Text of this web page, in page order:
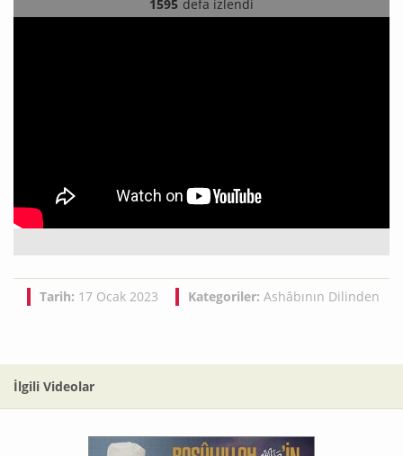
1595 defa izlendi
Tarih: 17 Ocak 2023 Kategoriler: Ashâbının Dilinden
İlgili Videolar